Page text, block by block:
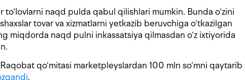
to‘lovlarni naqd pulda qabul qilishlari mumkin. Bunda o‘zini
tovar va xizmatlarni yetkazib beruvchiga o‘tkazilgan
miqdorda naqd pulni inkassatsiya qilmasdan o‘z ixtiyorida
qo‘mitasi marketpleyslardan 100 mln so‘mni qaytarib
.